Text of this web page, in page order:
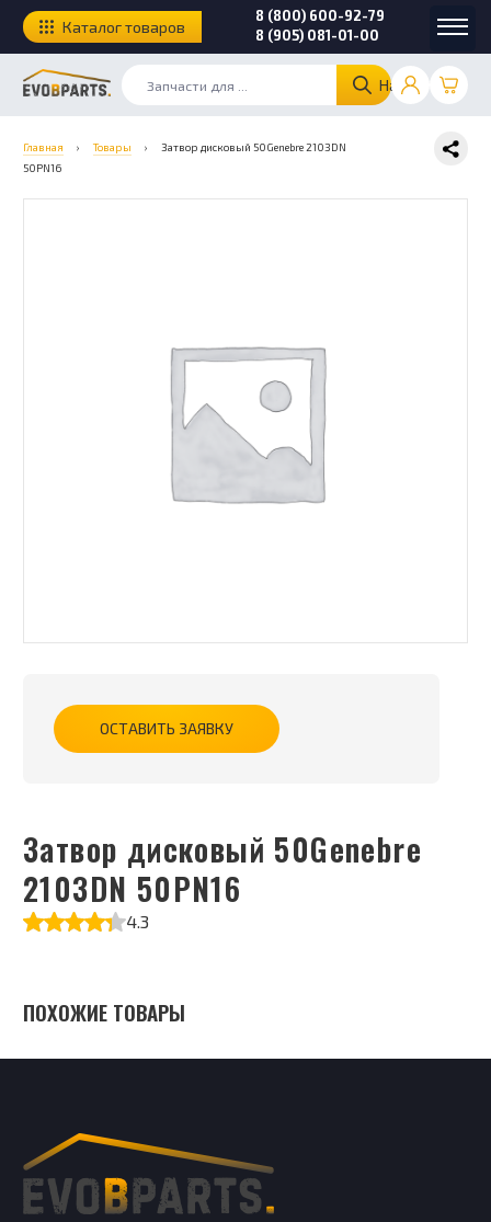
Найти
8 (800) 600-92-79
8 (905) 081-01-00
Каталог товаров
Главная › Товары ›
Затвор дисковый 50Genebre 2103DN
50PN16
Затвор дисковый 50Genebre
2103DN 50PN16
4.3
ОСТАВИТЬ ЗАЯВКУ
ПОХОЖИЕ ТОВАРЫ